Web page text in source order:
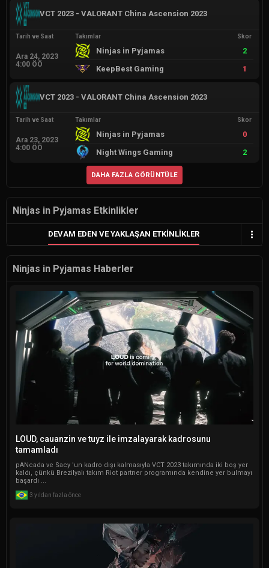
VCT 2023 - VALORANT China Ascension 2023
Tarih ve Saat
Ara 24, 2023
4:00 ÖÖ
Takımlar Skor
Ninjas in Pyjamas
2
KeepBest Gaming
1
VCT 2023 - VALORANT China Ascension 2023
Tarih ve Saat
Ara 23, 2023
4:00 ÖÖ
Takımlar Skor
Ninjas in Pyjamas
0
Night Wings Gaming
2
DAHA FAZLA GÖRÜNTÜLE
Ninjas in Pyjamas Etkinlikler
DEVAM EDEN VE YAKLAŞAN ETKINLIKLER
Ninjas in Pyjamas Haberler
LOUD, cauanzin ve tuyz ile imzalayarak kadrosunu
tamamladı
pANcada ve Sacy 'un kadro dışı kalmasıyla VCT 2023 takımında iki boş yer
kaldı, çünkü Brezilyalı takım Riot partner programında kendine yer bulmayı
başardı ...
3 yıldan fazla önce